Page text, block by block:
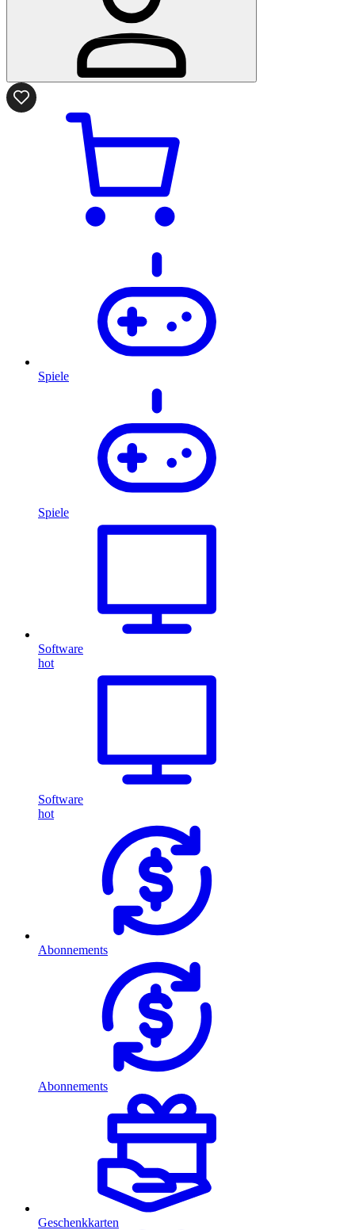
Spiele
Spiele
Software
hot
Software
hot
Abonnements
Abonnements
Geschenkkarten